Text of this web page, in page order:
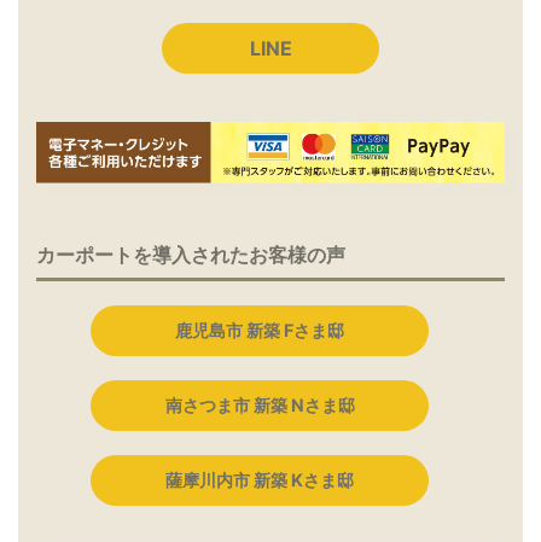
LINE
カーポートを導入されたお客様の声
鹿児島市 新築 Fさま邸
南さつま市 新築 Nさま邸
薩摩川内市 新築 Kさま邸